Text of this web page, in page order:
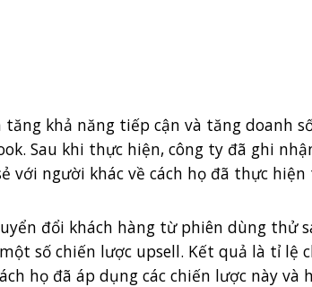
khả năng tiếp cận và tăng doanh
Sau khi thực hiện, công ty đã ghi
với người khác về cách họ đã thực
đổi khách hàng từ phiên dùng thử
số chiến lược upsell. Kết quả là tỉ lệ
họ đã áp dụng các chiến lược này